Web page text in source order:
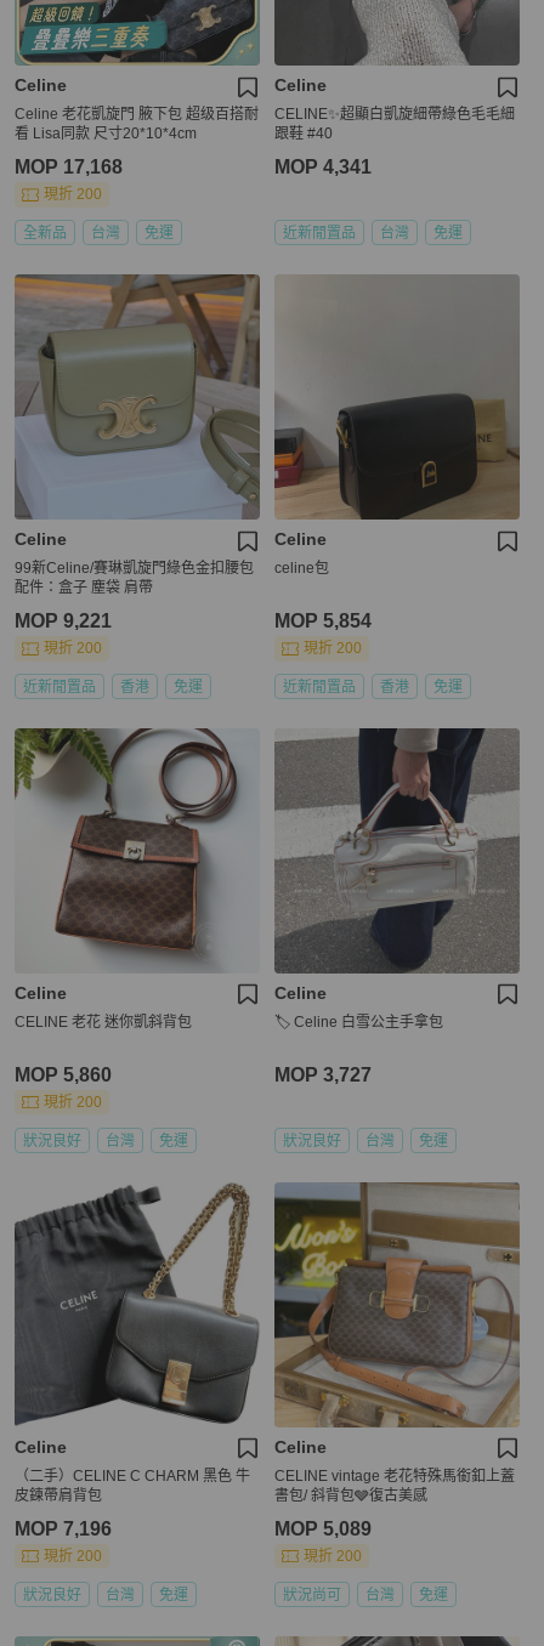
Celine
Celine 老花凱旋門 腋下包 超级百搭耐
看 Lisa同款 尺寸20*10*4cm
MOP 17,168
現折 200
全新品 台灣 免運
Celine
CELINE✨超顯白凱旋細帶綠色毛毛細
跟鞋 #40
MOP 4,341
近新閒置品 台灣 免運
Celine
99新Celine/賽琳凱旋門綠色金扣腰包
配件：盒子 塵袋 肩帶
MOP 9,221
現折 200
近新閒置品 香港 免運
Celine
celine包
MOP 5,854
現折 200
近新閒置品 香港 免運
Celine
CELINE 老花 迷你凱斜背包
MOP 5,860
現折 200
狀況良好 台灣 免運
Celine
🏷️ Celine 白雪公主手拿包
MOP 3,727
狀況良好 台灣 免運
Celine
（二手）CELINE C CHARM 黑色 牛
皮鍊帶肩背包
MOP 7,196
現折 200
狀況良好 台灣 免運
Celine
CELINE vintage 老花特殊馬銜釦上蓋
書包/ 斜背包🩶復古美感
MOP 5,089
現折 200
狀況尚可 台灣 免運